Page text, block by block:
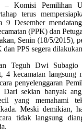
– Komisi Pemilihan
terus
9 Desember
(PPK) dan
Senin (18/5/2015),
dan PPS segera
Teguh Dwi Subagio
4 kecamatan langsung
penyelenggaran
Dari sekian banyak
yang memahami
Meski demikian,
tidak langsung